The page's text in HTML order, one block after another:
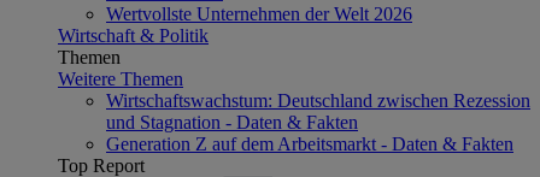
Wertvollste Unternehmen der Welt 2026
Wirtschaft & Politik
Themen
Weitere Themen
Wirtschaftswachstum: Deutschland zwischen Rezession
und Stagnation - Daten & Fakten
Generation Z auf dem Arbeitsmarkt - Daten & Fakten
Top Report